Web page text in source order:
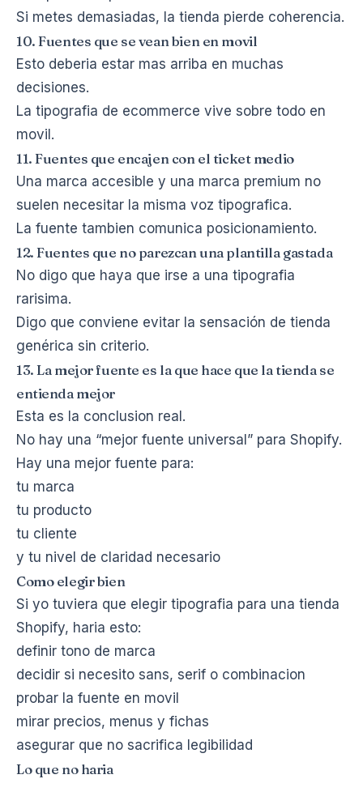
Si metes demasiadas, la tienda pierde coherencia.
10. Fuentes que se vean bien en movil
Esto deberia estar mas arriba en muchas
decisiones.
La tipografia de ecommerce vive sobre todo en
movil.
11. Fuentes que encajen con el ticket medio
Una marca accesible y una marca premium no
suelen necesitar la misma voz tipografica.
La fuente tambien comunica posicionamiento.
12. Fuentes que no parezcan una plantilla gastada
No digo que haya que irse a una tipografia
rarisima.
Digo que conviene evitar la sensación de tienda
genérica sin criterio.
13. La mejor fuente es la que hace que la tienda se
entienda mejor
Esta es la conclusion real.
No hay una “mejor fuente universal” para Shopify.
Hay una mejor fuente para:
tu marca
tu producto
tu cliente
y tu nivel de claridad necesario
Como elegir bien
Si yo tuviera que elegir tipografia para una tienda
Shopify, haria esto:
definir tono de marca
decidir si necesito sans, serif o combinacion
probar la fuente en movil
mirar precios, menus y fichas
asegurar que no sacrifica legibilidad
Lo que no haria